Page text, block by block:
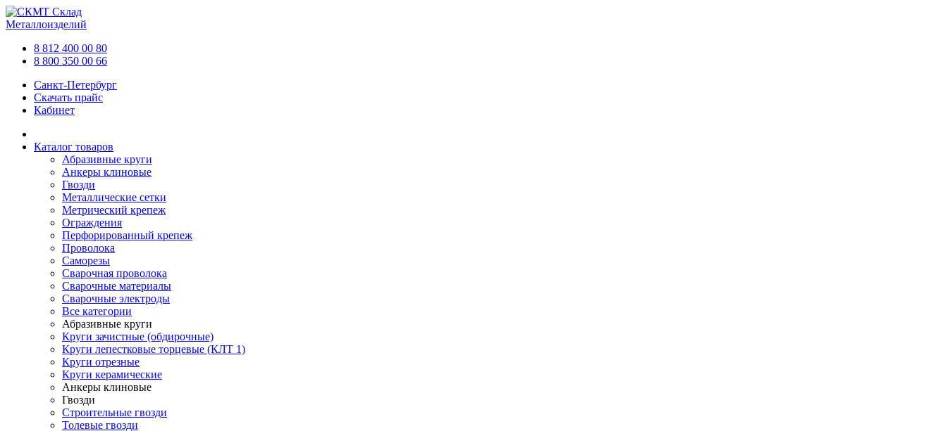
Склад
Металлоизделий
8 812 400 00 80
8 800 350 00 66
Санкт-Петербург
Скачать прайс
Кабинет
Каталог товаров
Абразивные круги
Анкеры клиновые
Гвозди
Металлические сетки
Метрический крепеж
Ограждения
Перфорированный крепеж
Проволока
Саморезы
Сварочная проволока
Сварочные материалы
Сварочные электроды
Все категории
Абразивные круги
Круги зачистные (обдирочные)
Круги лепестковые торцевые (КЛТ 1)
Круги отрезные
Круги керамические
Анкеры клиновые
Гвозди
Строительные гвозди
Толевые гвозди